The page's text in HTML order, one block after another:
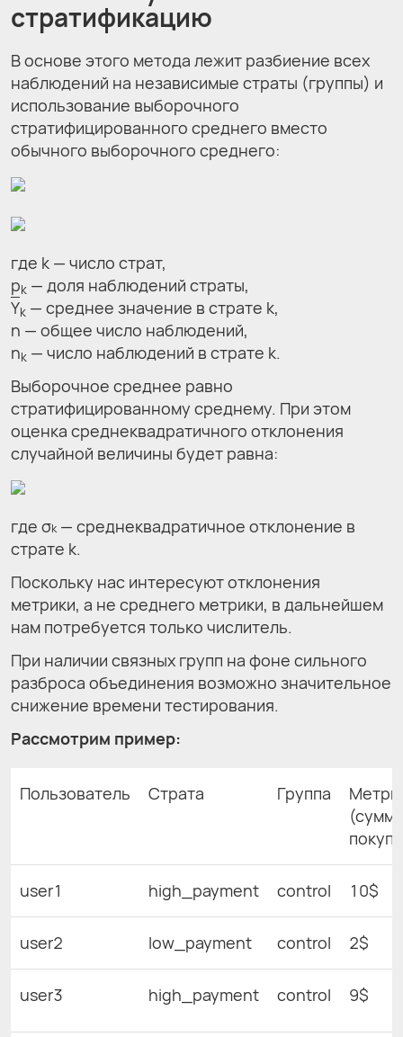
стратификацию
В основе этого метода лежит разбиение всех
наблюдений на независимые страты (группы) и
использование выборочного
стратифицированного среднего вместо
обычного выборочного среднего:
где k — число страт,
pk — доля наблюдений страты,
Yk — среднее значение в страте k,
n — общее число наблюдений,
nk — число наблюдений в страте k.
Выборочное среднее равно
стратифицированному среднему. При этом
оценка среднеквадратичного отклонения
случайной величины будет равна:
где σk — среднеквадратичное отклонение в
страте k.
Поскольку нас интересуют отклонения
метрики, а не среднего метрики, в дальнейшем
нам потребуется только числитель.
При наличии связных групп на фоне сильного
разброса объединения возможно значительное
снижение времени тестирования.
Рассмотрим пример:
Пользователь Страта Группа
(сумма
user1 high_payment control 10$
user2 low_payment control 2$
user3 high_payment control 9$